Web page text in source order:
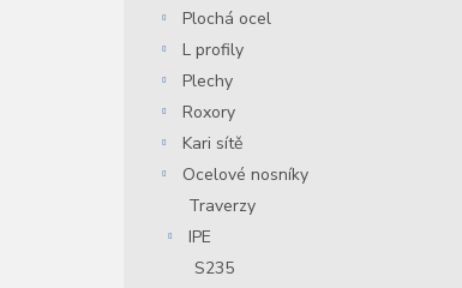
Plochá ocel
L profily
Plechy
Roxory
Kari sítě
Ocelové nosníky
Traverzy
IPE
S235